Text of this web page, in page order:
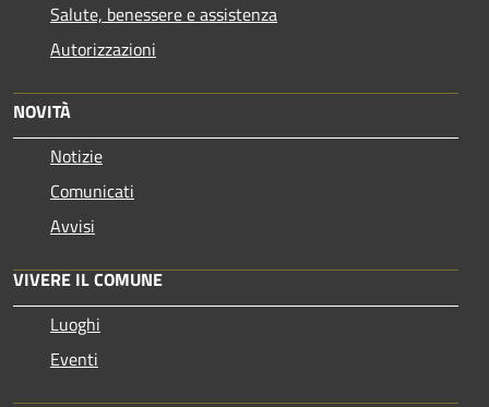
Salute, benessere e assistenza
Autorizzazioni
NOVITÀ
Notizie
Comunicati
Avvisi
VIVERE IL COMUNE
Luoghi
Eventi